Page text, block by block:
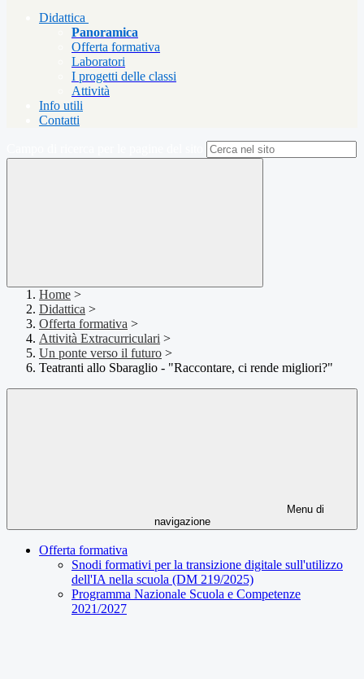
Didattica
Panoramica
Offerta formativa
Laboratori
I progetti delle classi
Attività
Info utili
Contatti
Home >
Didattica >
Offerta formativa >
Attività Extracurriculari >
Un ponte verso il futuro >
Teatranti allo Sbaraglio - "Raccontare, ci rende migliori?"
Menu di
navigazione
Offerta formativa
Snodi formativi per la transizione digitale sull'utilizzo
dell'IA nella scuola (DM 219/2025)
Programma Nazionale Scuola e Competenze
2021/2027